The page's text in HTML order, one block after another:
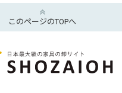
このページのTOPへ